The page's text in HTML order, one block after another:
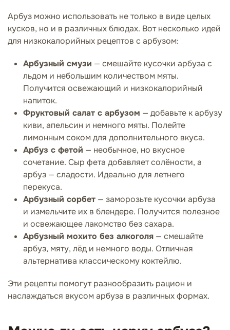
Арбуз можно использовать не только в виде целых
кусков, но и в различных блюдах. Вот несколько идей
для низкокалорийных рецептов с арбузом:
Арбузный смузи — смешайте кусочки арбуза с
льдом и небольшим количеством мяты.
Получится освежающий и низкокалорийный
напиток.
Фруктовый салат с арбузом — добавьте к арбузу
киви, апельсин и немного мяты. Полейте
лимонным соком для дополнительного вкуса.
Арбуз с фетой — необычное, но вкусное
сочетание. Сыр фета добавляет солёности, а
арбуз — сладости. Идеально для летнего
перекуса.
Арбузный сорбет — заморозьте кусочки арбуза
и измельчите их в блендере. Получится полезное
и освежающее лакомство без сахара.
Арбузный мохито без алкоголя — смешайте
арбуз, мяту, лёд и немного воды. Отличная
альтернатива классическому коктейлю.
Эти рецепты помогут разнообразить рацион и
наслаждаться вкусом арбуза в различных формах.